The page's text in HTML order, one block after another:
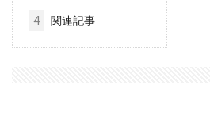
4 関連記事